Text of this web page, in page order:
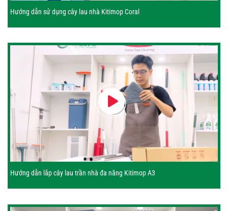
Hướng dẫn sử dụng cây lau nhà Kitimop Coral
Hướng dẫn lắp cây lau trần nhà đa năng Kitimop A3